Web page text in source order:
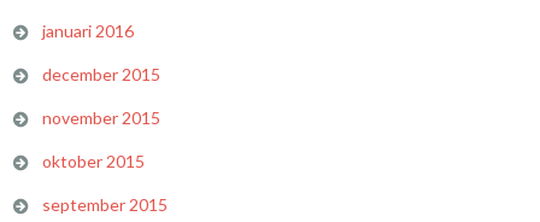
januari 2016
december 2015
november 2015
oktober 2015
september 2015